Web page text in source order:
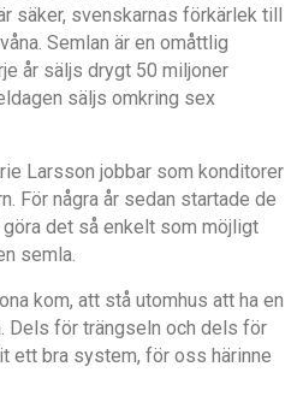
säker, svenskarnas förkärlek till
Semlan är en omåttlig
år säljs drygt 50 miljoner
säljs omkring sex
Larsson jobbar som konditorer
För några år sedan startade de
det så enkelt som möjligt
semla.
kom, att stå utomhus att ha en
Dels för trängseln och dels för
ett bra system, för oss härinne